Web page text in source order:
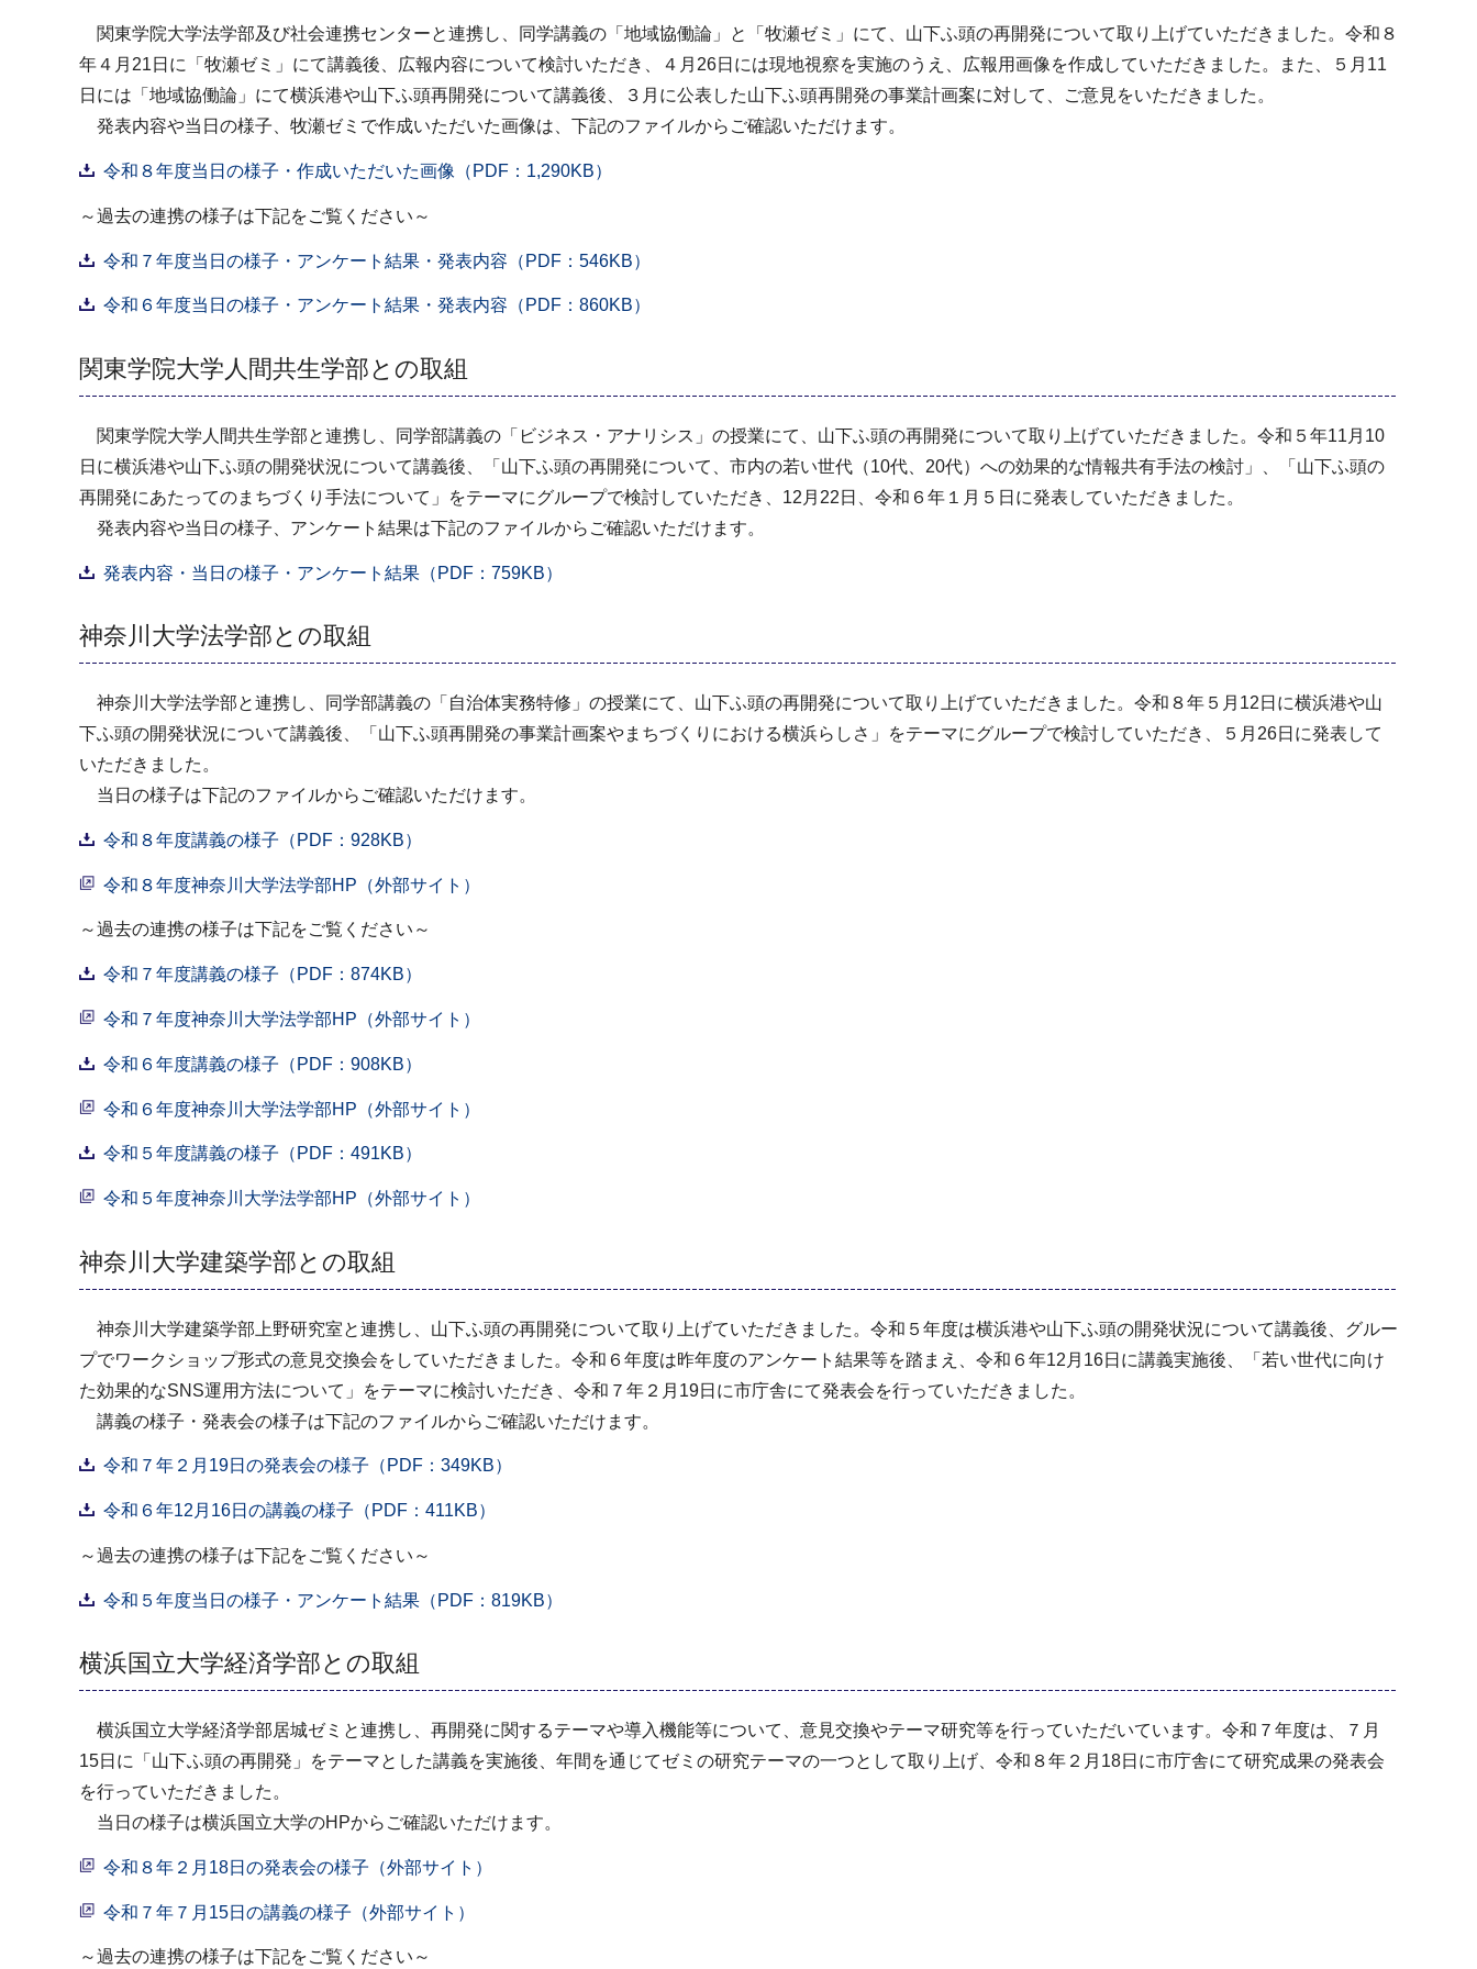
関東学院大学法学部及び社会連携センターと連携し、同学講義の「地域協働論」と「牧瀬ゼミ」にて、山下ふ頭の再開発について取り上げていただきました。令和８
年４月21日に「牧瀬ゼミ」にて講義後、広報内容について検討いただき、４月26日には現地視察を実施のうえ、広報用画像を作成していただきました。また、５月11
日には「地域協働論」にて横浜港や山下ふ頭再開発について講義後、３月に公表した山下ふ頭再開発の事業計画案に対して、ご意見をいただきました。
発表内容や当日の様子、牧瀬ゼミで作成いただいた画像は、下記のファイルからご確認いただけます。
令和８年度当日の様子・作成いただいた画像（PDF：1,290KB）
～過去の連携の様子は下記をご覧ください～
令和７年度当日の様子・アンケート結果・発表内容（PDF：546KB）
令和６年度当日の様子・アンケート結果・発表内容（PDF：860KB）
関東学院大学人間共生学部との取組
関東学院大学人間共生学部と連携し、同学部講義の「ビジネス・アナリシス」の授業にて、山下ふ頭の再開発について取り上げていただきました。令和５年11月10
日に横浜港や山下ふ頭の開発状況について講義後、「山下ふ頭の再開発について、市内の若い世代（10代、20代）への効果的な情報共有手法の検討」、「山下ふ頭の
再開発にあたってのまちづくり手法について」をテーマにグループで検討していただき、12月22日、令和６年１月５日に発表していただきました。
発表内容や当日の様子、アンケート結果は下記のファイルからご確認いただけます。
発表内容・当日の様子・アンケート結果（PDF：759KB）
神奈川大学法学部との取組
神奈川大学法学部と連携し、同学部講義の「自治体実務特修」の授業にて、山下ふ頭の再開発について取り上げていただきました。令和８年５月12日に横浜港や山
下ふ頭の開発状況について講義後、「山下ふ頭再開発の事業計画案やまちづくりにおける横浜らしさ」をテーマにグループで検討していただき、５月26日に発表して
いただきました。
当日の様子は下記のファイルからご確認いただけます。
令和８年度講義の様子（PDF：928KB）
令和８年度神奈川大学法学部HP（外部サイト）
～過去の連携の様子は下記をご覧ください～
令和７年度講義の様子（PDF：874KB）
令和７年度神奈川大学法学部HP（外部サイト）
令和６年度講義の様子（PDF：908KB）
令和６年度神奈川大学法学部HP（外部サイト）
令和５年度講義の様子（PDF：491KB）
令和５年度神奈川大学法学部HP（外部サイト）
神奈川大学建築学部との取組
神奈川大学建築学部上野研究室と連携し、山下ふ頭の再開発について取り上げていただきました。令和５年度は横浜港や山下ふ頭の開発状況について講義後、グルー
プでワークショップ形式の意見交換会をしていただきました。令和６年度は昨年度のアンケート結果等を踏まえ、令和６年12月16日に講義実施後、「若い世代に向け
た効果的なSNS運用方法について」をテーマに検討いただき、令和７年２月19日に市庁舎にて発表会を行っていただきました。
講義の様子・発表会の様子は下記のファイルからご確認いただけます。
令和７年２月19日の発表会の様子（PDF：349KB）
令和６年12月16日の講義の様子（PDF：411KB）
～過去の連携の様子は下記をご覧ください～
令和５年度当日の様子・アンケート結果（PDF：819KB）
横浜国立大学経済学部との取組
横浜国立大学経済学部居城ゼミと連携し、再開発に関するテーマや導入機能等について、意見交換やテーマ研究等を行っていただいています。令和７年度は、７月
15日に「山下ふ頭の再開発」をテーマとした講義を実施後、年間を通じてゼミの研究テーマの一つとして取り上げ、令和８年２月18日に市庁舎にて研究成果の発表会
を行っていただきました。
当日の様子は横浜国立大学のHPからご確認いただけます。
令和８年２月18日の発表会の様子（外部サイト）
令和７年７月15日の講義の様子（外部サイト）
～過去の連携の様子は下記をご覧ください～